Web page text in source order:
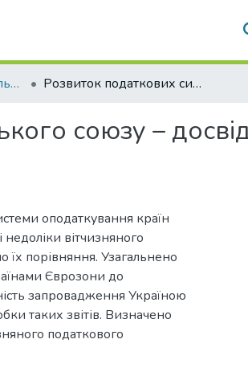
Фахові видання. Факультет обліку та фінансів Розвиток податкових систем країн європейського союзу – досвід для України
союзу –
оподаткування країн
вітчизняного
їх порівняння. Узагальнено
Єврозони до
запровадження Україною
таких звітів. Визначено
податкового